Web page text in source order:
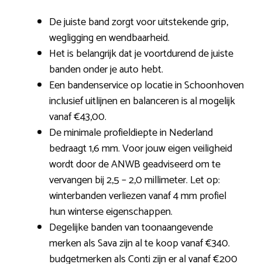
De juiste band zorgt voor uitstekende grip,
wegligging en wendbaarheid.
Het is belangrijk dat je voortdurend de juiste
banden onder je auto hebt.
Een bandenservice op locatie in Schoonhoven
inclusief uitlijnen en balanceren is al mogelijk
vanaf €43,00.
De minimale profieldiepte in Nederland
bedraagt 1,6 mm. Voor jouw eigen veiligheid
wordt door de ANWB geadviseerd om te
vervangen bij 2,5 – 2,0 millimeter. Let op:
winterbanden verliezen vanaf 4 mm profiel
hun winterse eigenschappen.
Degelijke banden van toonaangevende
merken als Sava zijn al te koop vanaf €340.
budgetmerken als Conti zijn er al vanaf €200